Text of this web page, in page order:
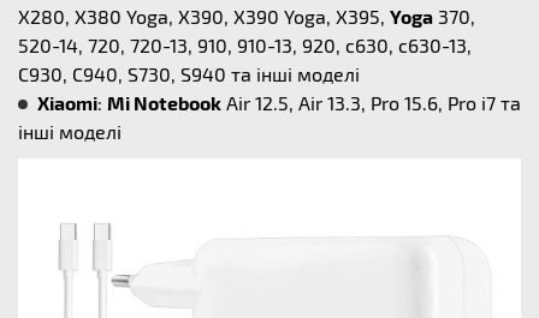
X280, X380 Yoga, X390, X390 Yoga, X395, Yoga 370,
520-14, 720, 720-13, 910, 910-13, 920, c630, c630-13,
C930, C940, S730, S940 та інші моделі
Xiaomi: Mi Notebook Air 12.5, Air 13.3, Pro 15.6, Pro i7 та
інші моделі